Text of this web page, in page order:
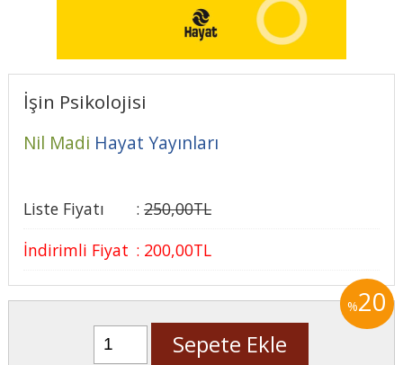
İşin Psikolojisi
Nil Madi Hayat Yayınları
Liste Fiyatı : 250,00TL
İndirimli Fiyat : 200,00TL
%20
Sepete Ekle